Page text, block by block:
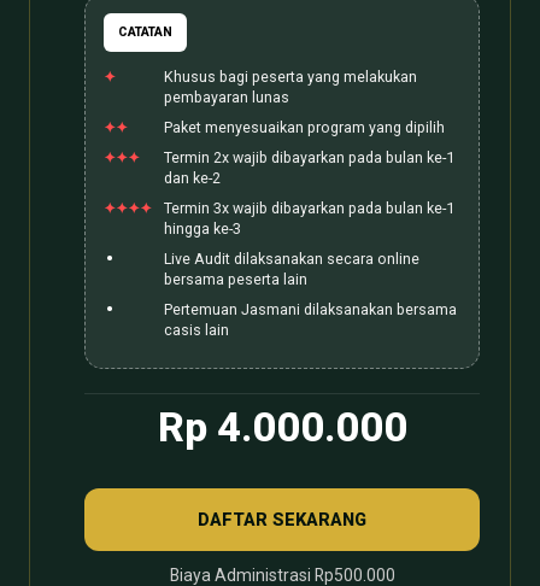
CATATAN
Khusus bagi peserta yang melakukan
pembayaran lunas
Paket menyesuaikan program yang dipilih
Termin 2x wajib dibayarkan pada bulan ke-1
dan ke-2
Termin 3x wajib dibayarkan pada bulan ke-1
hingga ke-3
Live Audit dilaksanakan secara online
bersama peserta lain
Pertemuan Jasmani dilaksanakan bersama
casis lain
Rp 4.000.000
DAFTAR SEKARANG
Biaya Administrasi Rp500.000